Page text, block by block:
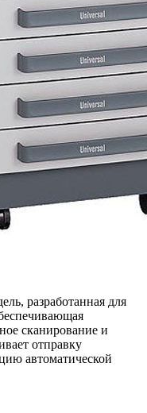
разработанная для
сканирование и
отправку
автоматической